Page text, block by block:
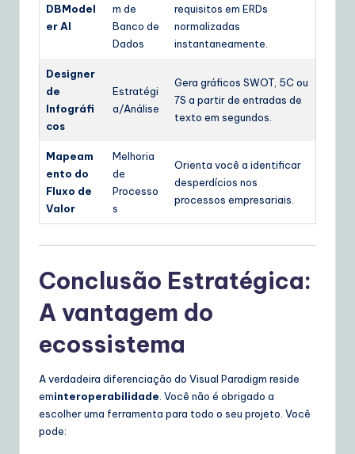
DBModel
er AI
m de
Banco de
Dados
requisitos em ERDs
normalizadas
instantaneamente.
Designer
de
Infográfi
cos
Estratégi
a/Análise
Gera gráficos SWOT, 5C ou
7S a partir de entradas de
texto em segundos.
Mapeam
ento do
Fluxo de
Valor
Melhoria
de
Processo
s
Orienta você a identificar
desperdícios nos
processos empresariais.
Conclusão Estratégica:
A vantagem do
ecossistema
A verdadeira diferenciação do Visual Paradigm reside
eminteroperabilidade. Você não é obrigado a
escolher uma ferramenta para todo o seu projeto. Você
pode: